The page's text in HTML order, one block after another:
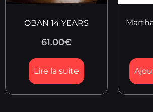
OBAN 14 YEARS
61.00€
Lire la suite